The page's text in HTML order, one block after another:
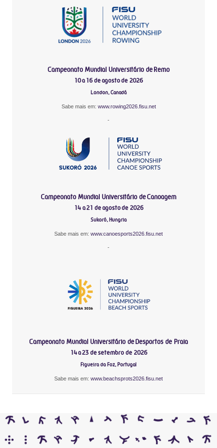
Campeonato Mundial Universitário de Remo
10 a 16 de agosto de 2026
London, Canadá
Sabe mais em: www.rowing2026.fisu.net
-
Campeonato Mundial Universitário de Canoagem
14 a 21 de agosto de 2026
Sukoró, Hungria
Sabe mais em: www.canoesports2026.fisu.net
-
Campeonato Mundial Universitário de Desportos de Praia
14 a 23 de setembro de 2026
Figueira da Foz, Portugal
Sabe mais em: www.beachsprots2026.fisu.net